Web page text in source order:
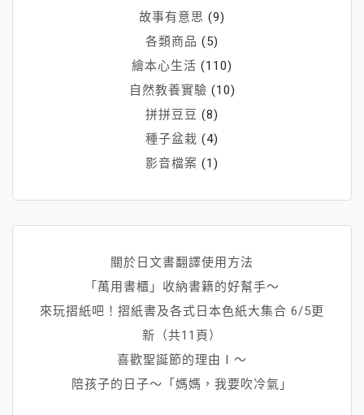
故事有意思 (9)
各類商品 (5)
繪本心生活 (110)
自然教養實驗 (10)
拼拼豆豆 (8)
種子盆栽 (4)
影音檔案 (1)
關於日文書翻譯使用方法
「萬用書櫃」收納書籍的好幫手～
來玩摺紙吧！摺紙書及各式日本色紙大集合 6/5更
新（共11頁）
喜歡聖誕節的理由Ⅰ～
陪孩子的日子～「媽媽，我要吹冷氣」